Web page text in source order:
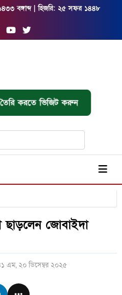
বঙ্গাব্দ | হিজরি: ২৫ সফর ১৪৪৮
করতে ভিজিট করুন
ছাড়লেন জোবাইদা
এম, ২০ ডিসেম্বর ২০২৫